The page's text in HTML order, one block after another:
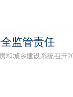
监管责任
和城乡建设系统召